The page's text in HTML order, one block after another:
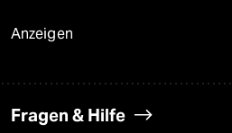
Anzeigen
Fragen & Hilfe